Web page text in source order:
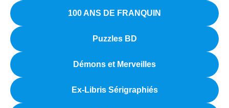
100 ANS DE FRANQUIN
Puzzles BD
Démons et Merveilles
Ex-Libris Sérigraphiés